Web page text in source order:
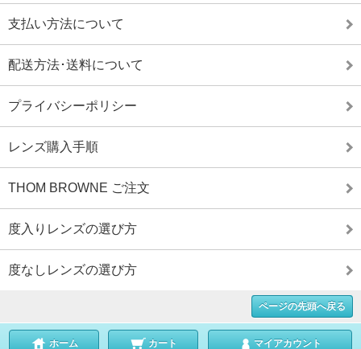
支払い方法について
配送方法･送料について
プライバシーポリシー
レンズ購入手順
THOM BROWNE ご注文
度入りレンズの選び方
度なしレンズの選び方
ページの先頭へ戻る
ホーム カート マイアカウント